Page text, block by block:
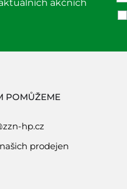
akčních
POMŮŽEME
hp.cz
prodejen